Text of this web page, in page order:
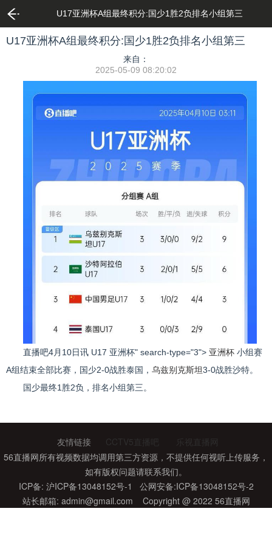
U17亚洲杯A组最终积分:国少1胜2负排名小组第三
U17亚洲杯A组最终积分:国少1胜2负排名小组第三
来自：
2025-05-09 08:20:02
直播吧4月10日讯 U17 亚洲杯" search-type="3"> 亚洲杯 小组赛
A组结束全部比赛，国少2-0战胜泰国， 乌兹别克斯坦3-0战胜沙特。
国少最终1胜2负，排名小组第三。
英超直播表
友情链接 CCTV5直播吧
乐视直播网
56直播网所有视频数据均调用第三方资源，不提供任何视听上传服务，
如有版权问题请联系我们。
ICP备: 沪ICP备13048152号-1 公网安备:ICP备13048152号-2
站长邮箱: admin@gmail.com Copyright @ 2022 56直播网